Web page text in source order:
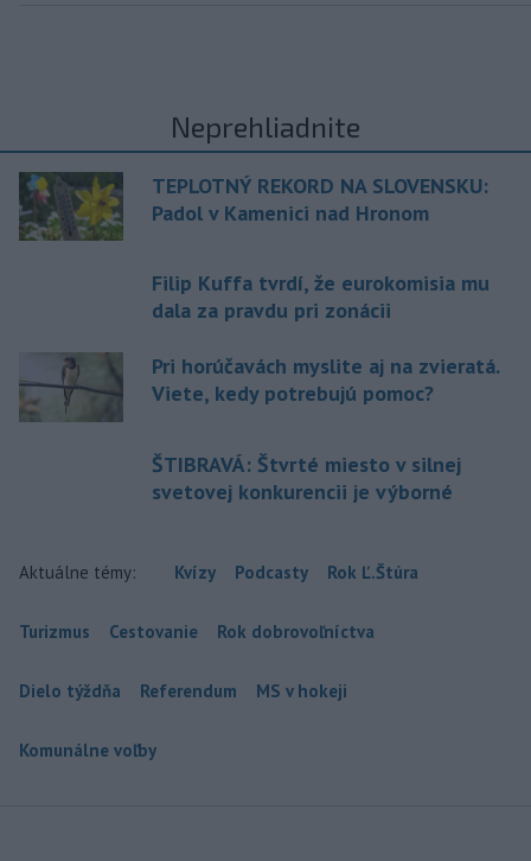
Neprehliadnite
TEPLOTNÝ REKORD NA SLOVENSKU:
Padol v Kamenici nad Hronom
Filip Kuffa tvrdí, že eurokomisia mu
dala za pravdu pri zonácii
Pri horúčavách myslite aj na zvieratá.
Viete, kedy potrebujú pomoc?
ŠTIBRAVÁ: Štvrté miesto v silnej
svetovej konkurencii je výborné
Aktuálne témy: Kvízy Podcasty Rok Ľ.Štúra
Turizmus Cestovanie Rok dobrovoľníctva
Dielo týždňa Referendum MS v hokeji
Komunálne voľby